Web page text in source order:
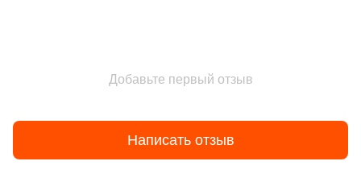
Добавьте первый отзыв
Написать отзыв